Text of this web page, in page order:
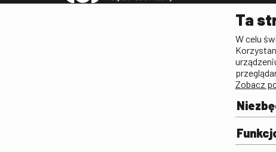
Biogramy.pl. Polski
Filmoteka Szkolna
Olimpiada Wiedzy o
Komunikacji Społecznej
Ta
W celu
Zobacz